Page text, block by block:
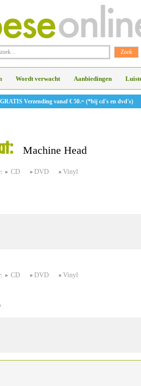
Wordt verwacht Aanbiedingen
GRATIS Verzending vanaf € 50.= (*bij cd's en dvd's)
Machine Head
» CD » DVD » Vinyl
» CD » DVD » Vinyl